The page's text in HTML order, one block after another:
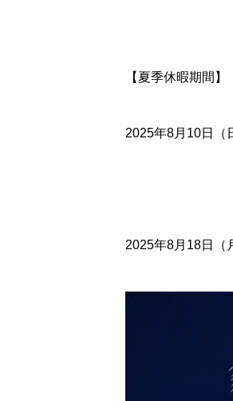
【夏季休暇期間】
2025年8月10日
2025年8月18日（